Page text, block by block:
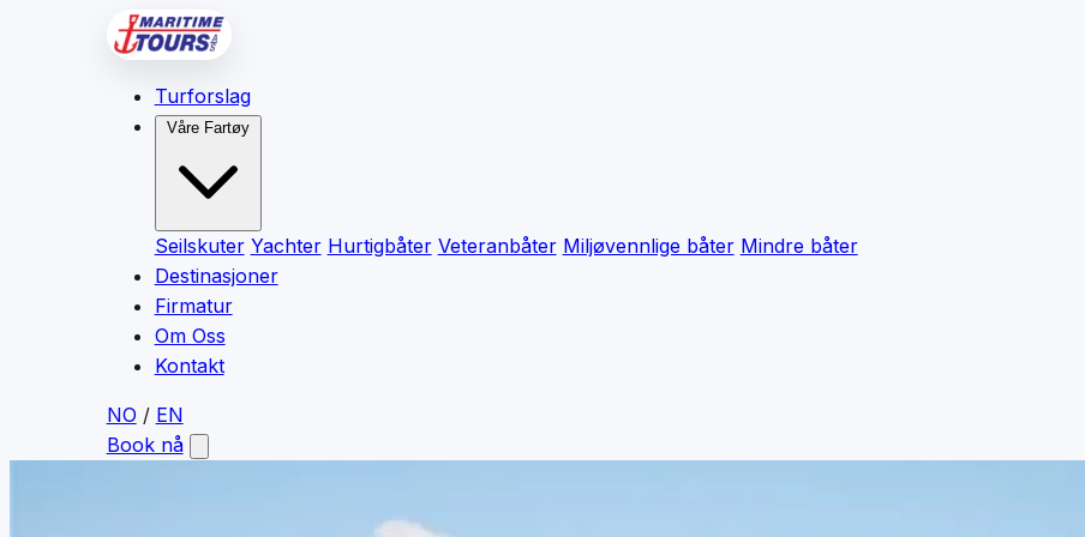
Turforslag
Våre Fartøy
Seilskuter Yachter Hurtigbåter Veteranbåter Miljøvennlige båter Mindre båter
Destinasjoner
Firmatur
Om Oss
Kontakt
NO / EN
Book nå